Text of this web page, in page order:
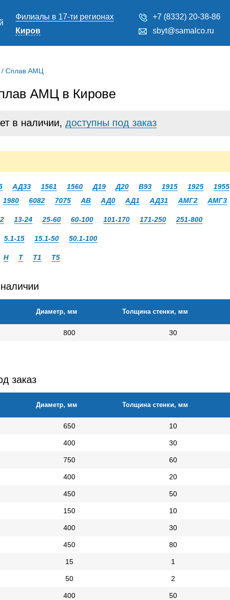
Филиалы в 17-ти регионах
Киров
+7 (8332) 20-38-86
sbyt@samalco.ru
/ Сплав АМЦ
АМЦ в Кирове
в наличии, доступны под заказ
АД33 1561 1560 Д19 Д20 В93 1915 1925 1955
1980 6082 7075 АВ АД0 АД1 АД31 АМГ2 АМГ3
13-24 25-60 60-100 101-170 171-250 251-800
5.1-15 15.1-50 50.1-100
Н Т Т1 Т5
Диаметр, мм Толщина стенки, мм
800 30
заказ
Диаметр, мм Толщина стенки, мм
650 10
400 30
750 60
400 20
450 50
150 10
400 30
450 80
15 1
50 2
400 50